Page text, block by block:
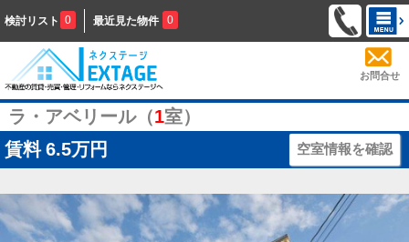
検討リスト 0 最近見た物件 0
お問合せ
ラ・アベリール（1室）
賃料 6.5万円 空室情報を確認